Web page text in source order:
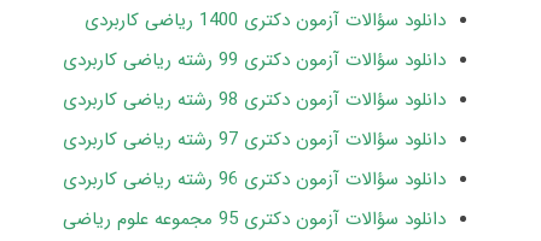
دانلود سؤالات آزمون دکتری 1400 ریاضی کاربردی
دانلود سؤالات آزمون دکتری 99 رشته ریاضی کاربردی
دانلود سؤالات آزمون دکتری 98 رشته ریاضی کاربردی
دانلود سؤالات آزمون دکتری 97 رشته ریاضی کاربردی
دانلود سؤالات آزمون دکتری 96 رشته ریاضی کاربردی
دانلود سؤالات آزمون دکتری 95 مجموعه علوم ریاضی